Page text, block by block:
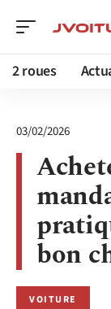
2 roues
03/02/2026
bon
VOITURE